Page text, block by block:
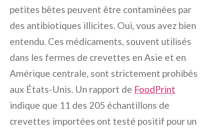
petites bêtes peuvent être contaminées par
des antibiotiques illicites. Oui, vous avez bien
entendu. Ces médicaments, souvent utilisés
dans les fermes de crevettes en Asie et en
Amérique centrale, sont strictement prohibés
aux États-Unis. Un rapport de FoodPrint
indique que 11 des 205 échantillons de
crevettes importées ont testé positif pour un